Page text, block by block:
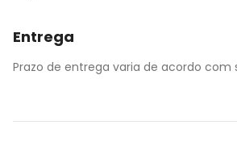
Entrega
Prazo de entrega varia de acordo com